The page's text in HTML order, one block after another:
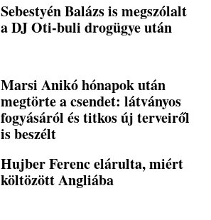
Sebestyén Balázs is megszólalt
a DJ Oti-buli drogügye után
Marsi Anikó hónapok után
megtörte a csendet: látványos
fogyásáról és titkos új terveiről
is beszélt
Hujber Ferenc elárulta, miért
költözött Angliába